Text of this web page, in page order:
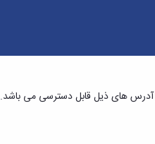
آدرس های ذیل قابل دسترسی می باشد.